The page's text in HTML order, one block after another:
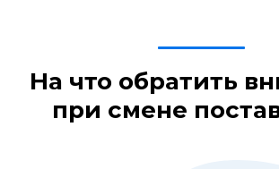
На что обратить
при смене